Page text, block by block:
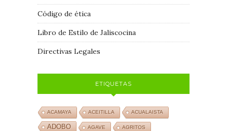
Código de ética
Libro de Estilo de Jaliscocina
Directivas Legales
ETIQUETAS
ACAMAYA ACEITILLA ACUALAISTA
ADOBO AGAVE AGRITOS